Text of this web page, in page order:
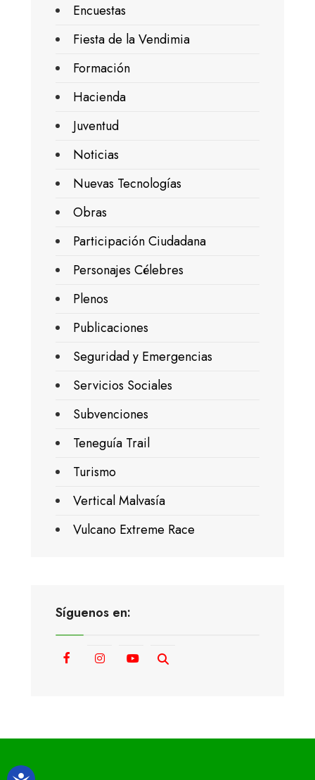
Encuestas
Fiesta de la Vendimia
Formación
Hacienda
Juventud
Noticias
Nuevas Tecnologías
Obras
Participación Ciudadana
Personajes Célebres
Plenos
Publicaciones
Seguridad y Emergencias
Servicios Sociales
Subvenciones
Teneguía Trail
Turismo
Vertical Malvasía
Vulcano Extreme Race
Síguenos en: